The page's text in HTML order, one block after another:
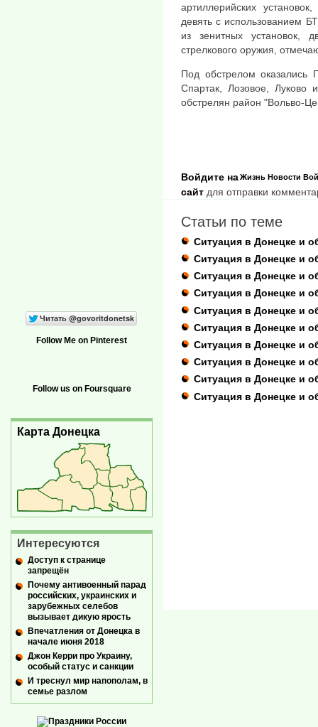
артиллерийских
девять с использованием
из зенитных
стрелкового оружия,
Под обстрелом оказались
Спартак, Лозовое,
обстрелян район "Вольво-
Жизнь Новости
Войдите на
сайт для отправки
Статьи по теме
Ситуация в Донецке и
Ситуация в Донецке и
Ситуация в Донецке и
Ситуация в Донецке и
Ситуация в Донецке и
Ситуация в Донецке и
Ситуация в Донецке и
Ситуация в Донецке и
Ситуация в Донецке и
Ситуация в Донецке и
Follow Me on Pinterest
Follow us on Foursquare
Карта Донецка
Интересуются
Доступ к странице
запрещён
Почему антивоенный парад
российских, украинских и
зарубежных селебов
вызывает дикую ярость
Впечатления от Донецка в
начале июня 2018
Джон Керри про Украину,
особый статус и санкции
И треснул мир напополам, в
семье разлом